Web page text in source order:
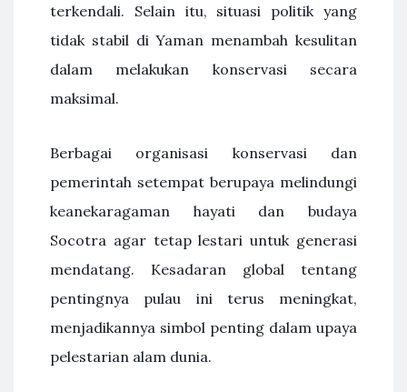
terkendali. Selain itu, situasi politik yang
tidak stabil di Yaman menambah kesulitan
dalam melakukan konservasi secara
maksimal.
Berbagai organisasi konservasi dan
pemerintah setempat berupaya melindungi
keanekaragaman hayati dan budaya
Socotra agar tetap lestari untuk generasi
mendatang. Kesadaran global tentang
pentingnya pulau ini terus meningkat,
menjadikannya simbol penting dalam upaya
pelestarian alam dunia.